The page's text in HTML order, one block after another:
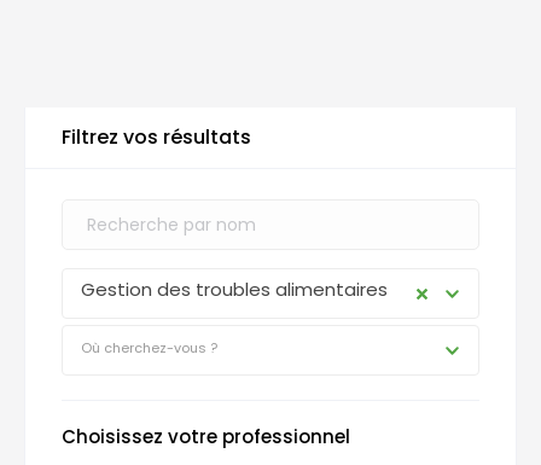
Filtrez vos résultats
Gestion des troubles alimentaires
Où cherchez-vous ?
Choisissez votre professionnel